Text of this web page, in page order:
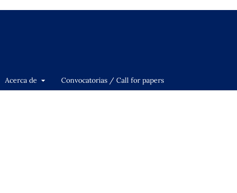
Acerca de Convocatorias / Call for papers